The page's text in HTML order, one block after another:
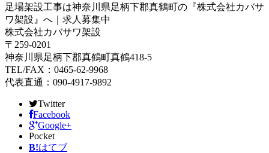
足場架設工事は神奈川県足柄下郡真鶴町の『株式会社カバサ
ワ架設』へ｜求人募集中
株式会社カバサワ架設
〒259-0201
神奈川県足柄下郡真鶴町真鶴418-5
TEL/FAX：0465-62-9968
代表直通：090-4917-9892
Twitter
Facebook
Google+
Pocket
B!はてブ